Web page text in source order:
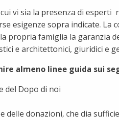
vi sia la presenza di esperti
esigenze sopra indicate. La
propria famiglia la garanzia
e architettonici, giuridici e
almeno linee guida sui
del Dopo di noi
donazioni, che dia